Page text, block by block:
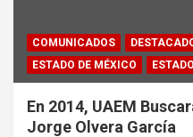
COMUNICADOS
ESTADO DE MÉXICO
En 2014, UAEM
Jorge Olvera García